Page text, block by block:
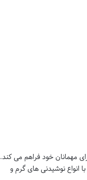
مهمانان خود فراهم می کند.
رستوران MORE DEL GUSTO با منوی متنوعی از غذاهای ترکی و بین المللی و کافی شاپ DEMORA با انواع نوشیدنی های گرم و